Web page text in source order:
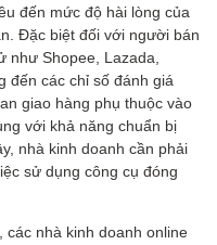
đến mức độ hài lòng của
Đặc biệt đối với người bán
như Shopee, Lazada,
đến các chỉ số đánh giá
giao hàng phụ thuộc vào
với khả năng chuẩn bị
nhà kinh doanh cần phải
sử dụng công cụ đóng
các nhà kinh doanh online